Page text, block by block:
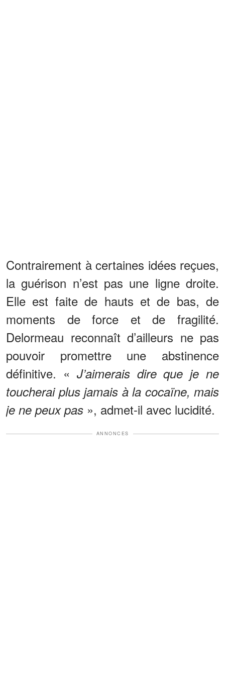
Contrairement à certaines idées reçues,
la guérison n’est pas une ligne droite.
Elle est faite de hauts et de bas, de
moments de force et de fragilité.
Delormeau reconnaît d’ailleurs ne pas
pouvoir promettre une abstinence
définitive. « J’aimerais dire que je ne
toucherai plus jamais à la cocaïne, mais
je ne peux pas », admet-il avec lucidité.
ANNONCES